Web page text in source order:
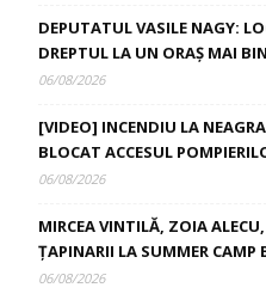
DEPUTATUL VASILE NAGY:
DREPTUL LA UN ORAȘ MAI
06/08/2026
[VIDEO] INCENDIU LA
BLOCAT ACCESUL
06/08/2026
MIRCEA VINTILĂ, ZOIA
ȚAPINARII LA SUMMER CAMP
06/08/2026